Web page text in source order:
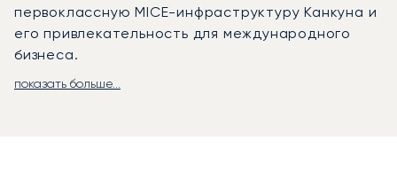
первоклассную MICE-инфраструктуру Канкуна и
его привлекательность для международного
бизнеса.
LunaJets организует прямые рейсы в
показать больше...